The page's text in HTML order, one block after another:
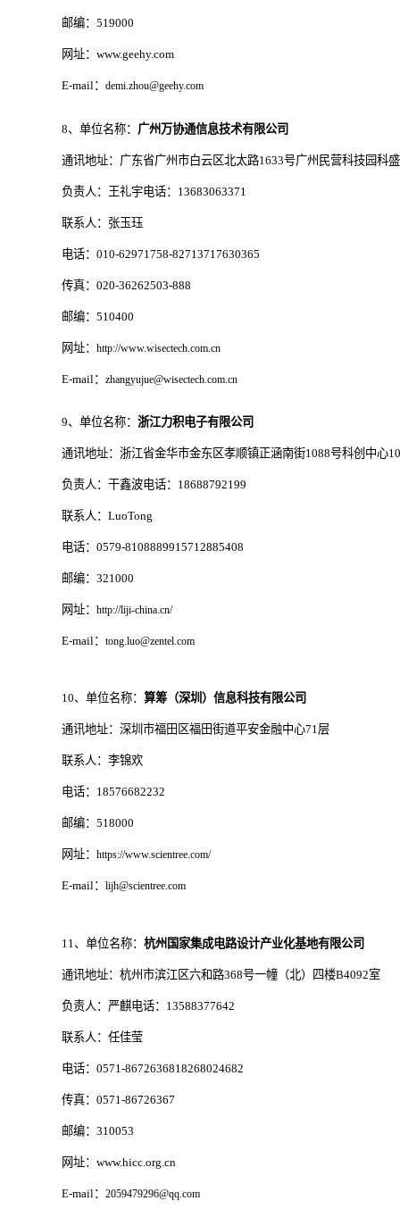
邮编：519000
网址：www.geehy.com
E-mail： demi.zhou@geehy.com
8、单位名称： 广州万协通信息技术有限公司
通讯地址：广东省广州市白云区北太路1633号广州民营科技园科盛
负责人：王礼宇电话：13683063371
联系人：张玉珏
电话：010-62971758-82713717630365
传真：020-36262503-888
邮编：510400
网址： http://www.wisectech.com.cn
E-mail： zhangyujue@wisectech.com.cn
9、单位名称： 浙江力积电子有限公司
通讯地址：浙江省金华市金东区孝顺镇正涵南街1088号科创中心
负责人：干鑫波电话：18688792199
联系人：LuoTong
电话：0579-8108889915712885408
邮编：321000
网址： http://liji-china.cn/
E-mail： tong.luo@zentel.com
10、单位名称： 算筹（深圳）信息科技有限公司
通讯地址：深圳市福田区福田街道平安金融中心71层
联系人：李锦欢
电话：18576682232
邮编：518000
网址： https://www.scientree.com/
E-mail： lijh@scientree.com
11、单位名称： 杭州国家集成电路设计产业化基地有限公司
通讯地址：杭州市滨江区六和路368号一幢（北）四楼B4092室
负责人：严麒电话：13588377642
联系人：任佳莹
电话：0571-8672636818268024682
传真：0571-86726367
邮编：310053
网址：www.hicc.org.cn
E-mail： 2059479296@qq.com